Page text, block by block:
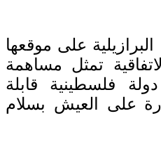
على موقعها
تمثل مساهمة
فلسطينية قابلة
على العيش بسلام